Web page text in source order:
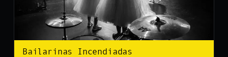
Bailarinas Incendiadas